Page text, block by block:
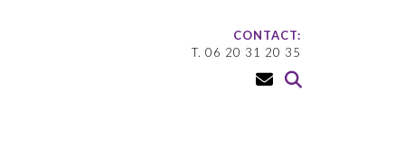
CONTACT:
T. 06 20 31 20 35